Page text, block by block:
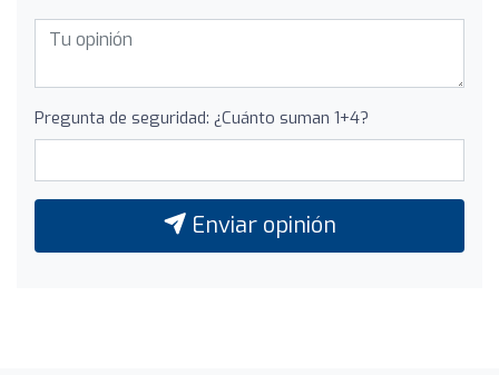
Pregunta de seguridad: ¿Cuánto suman 1+4?
Enviar opinión